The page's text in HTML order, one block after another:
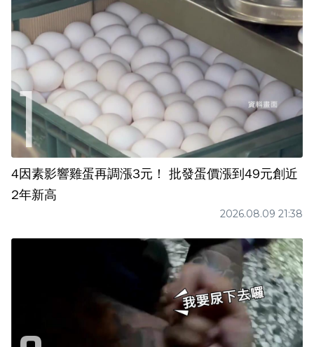
4因素影響雞蛋再調漲3元！ 批發蛋價漲到49元創近
2年新高
2026.08.09 21:38